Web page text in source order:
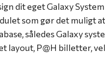
dit eget Galaxy
som gør det muligt
således Galaxy
layout, P@H billetter,